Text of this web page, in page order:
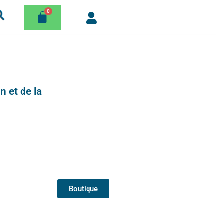
et de la
Boutique